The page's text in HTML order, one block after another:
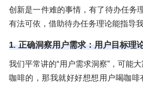
创新是一件难的事情，有了待办任务
有法可依，借助待办任务理论能指导
1. 正确洞察用户需求：用户目标理
我们平常讲的“用户需求洞察”，可能
咖啡的，那我就好好想想用户喝咖